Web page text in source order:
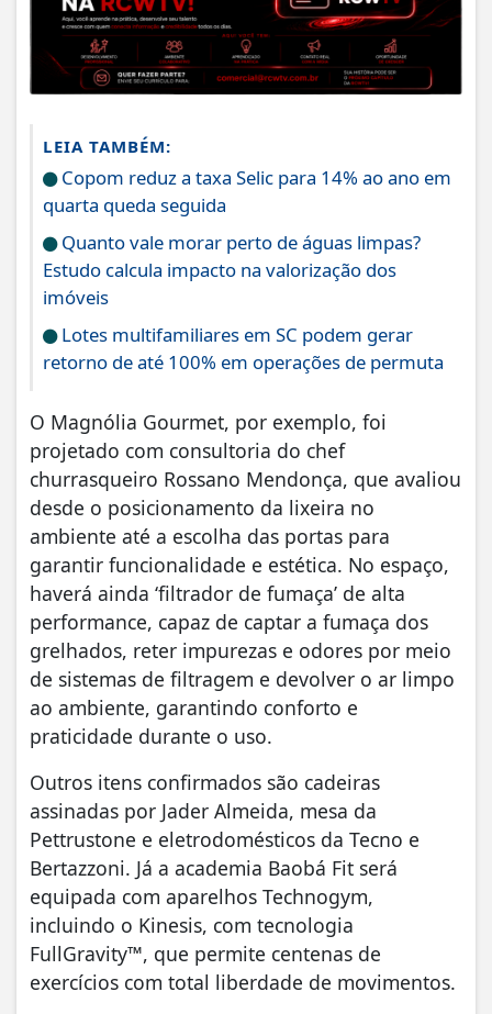
LEIA TAMBÉM:
Copom reduz a taxa Selic para 14% ao ano em
quarta queda seguida
Quanto vale morar perto de águas limpas?
Estudo calcula impacto na valorização dos
imóveis
Lotes multifamiliares em SC podem gerar
retorno de até 100% em operações de permuta
O Magnólia Gourmet, por exemplo, foi
projetado com consultoria do chef
churrasqueiro Rossano Mendonça, que avaliou
desde o posicionamento da lixeira no
ambiente até a escolha das portas para
garantir funcionalidade e estética. No espaço,
haverá ainda ‘filtrador de fumaça’ de alta
performance, capaz de captar a fumaça dos
grelhados, reter impurezas e odores por meio
de sistemas de filtragem e devolver o ar limpo
ao ambiente, garantindo conforto e
praticidade durante o uso.
Outros itens confirmados são cadeiras
assinadas por Jader Almeida, mesa da
Pettrustone e eletrodomésticos da Tecno e
Bertazzoni. Já a academia Baobá Fit será
equipada com aparelhos Technogym,
incluindo o Kinesis, com tecnologia
FullGravity™, que permite centenas de
exercícios com total liberdade de movimentos.